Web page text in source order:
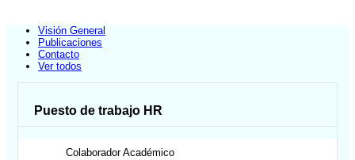
Visión General
Publicaciones
Contacto
Ver todos
Puesto de trabajo HR
Colaborador Académico